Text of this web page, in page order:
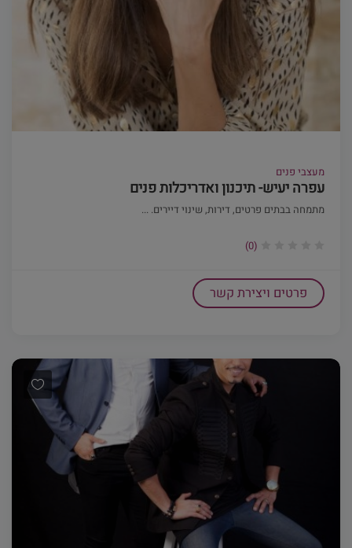
מעצבי פנים
עפרה יעיש- תיכנון ואדריכלות פנים
מתמחה בבתים פרטים, דירות, שינוי דיירים. ...
(0)
פרטים ויצירת קשר